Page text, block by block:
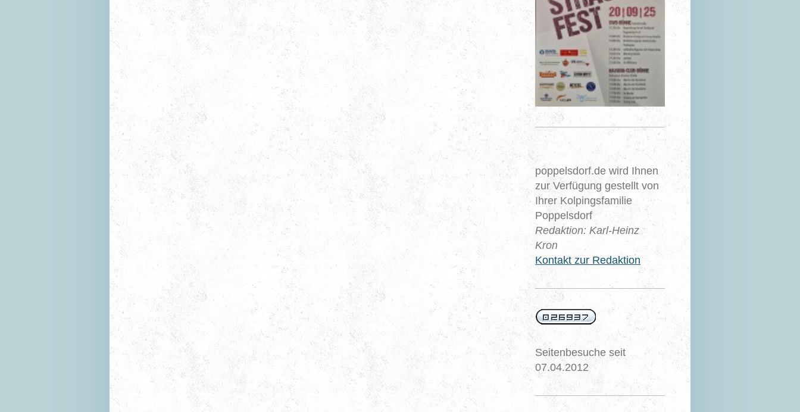
poppelsdorf.de wird Ihnen
zur Verfügung gestellt von
Ihrer Kolpingsfamilie
Poppelsdorf
Redaktion: Karl-Heinz
Kron
Kontakt zur Redaktion
Seitenbesuche seit
07.04.2012